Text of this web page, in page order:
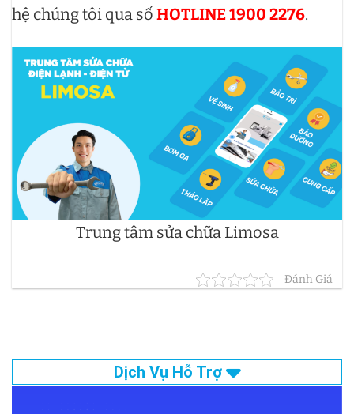
hệ chúng tôi qua số HOTLINE 1900 2276.
Trung tâm sửa chữa Limosa
Đánh Giá
Dịch Vụ Hỗ Trợ